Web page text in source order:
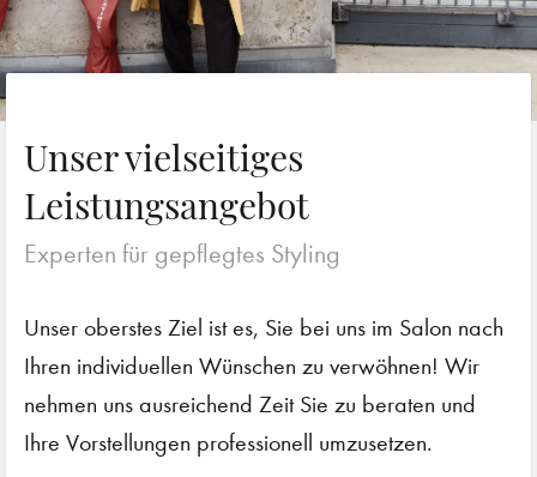
Unser vielseitiges
Leistungsangebot
Experten für gepflegtes Styling
Unser oberstes Ziel ist es, Sie bei uns im Salon nach
Ihren individuellen Wünschen zu verwöhnen! Wir
nehmen uns ausreichend Zeit Sie zu beraten und
Ihre Vorstellungen professionell umzusetzen.